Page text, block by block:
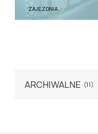
ZAJEZDNIA
ARCHIWALNE (11)